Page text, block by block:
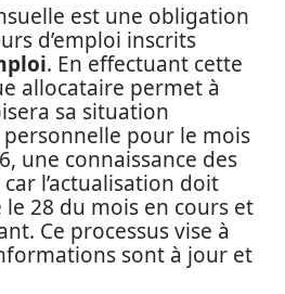
est une obligation
d’emploi inscrits
. En effectuant cette
allocataire permet à
sa situation
pour le mois
une connaissance des
l’actualisation doit
28 du mois en cours et
Ce processus vise à
sont à jour et